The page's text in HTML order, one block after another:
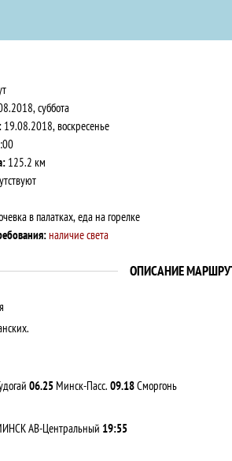
суббота
19.08.2018, воскресенье
125.2 км
в палатках, еда на горелке
наличие света
ОПИСАНИЕ
06.25Минск-Пасс. 09.18Сморгонь
АВ-Центральный 19:55